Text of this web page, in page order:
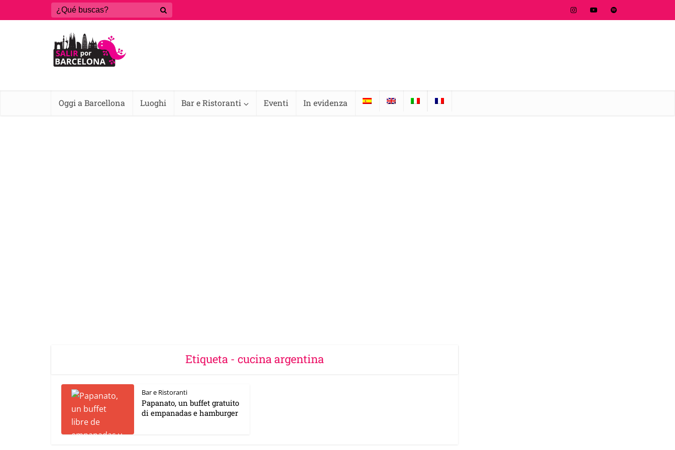
Oggi a Barcellona Luoghi Bar e Ristoranti Eventi In evidenza
Etiqueta - cucina argentina
Bar e Ristoranti
Papanato, un buffet gratuito
di empanadas e hamburger